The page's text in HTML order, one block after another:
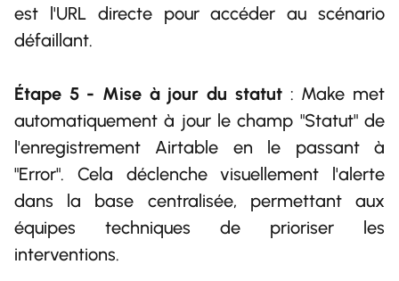
est l'URL directe pour accéder au scénario
défaillant.
Étape 5 - Mise à jour du statut: Make met
automatiquement à jour le champ "Statut" de
l'enregistrement Airtable en le passant à
"Error". Cela déclenche visuellement l'alerte
dans la base centralisée, permettant aux
équipes techniques de prioriser les
interventions.